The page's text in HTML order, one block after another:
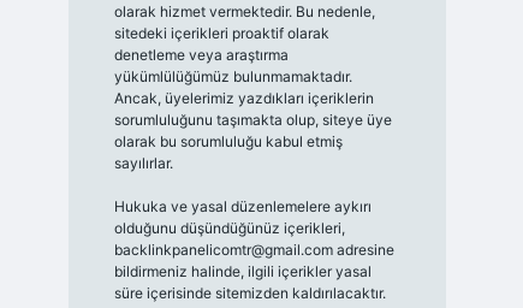
olarak hizmet vermektedir. Bu nedenle,
sitedeki içerikleri proaktif olarak
denetleme veya araştırma
yükümlülüğümüz bulunmamaktadır.
Ancak, üyelerimiz yazdıkları içeriklerin
sorumluluğunu taşımakta olup, siteye üye
olarak bu sorumluluğu kabul etmiş
sayılırlar.
Hukuka ve yasal düzenlemelere aykırı
olduğunu düşündüğünüz içerikleri,
backlinkpanelicomtr@gmail.comadresine
bildirmeniz halinde, ilgili içerikler yasal
süre içerisinde sitemizden kaldırılacaktır.